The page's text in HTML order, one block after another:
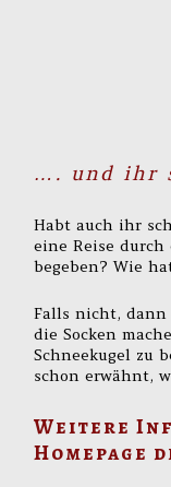
…. und ihr
Habt auch ihr
eine Reise durch
begeben? Wie
Falls nicht,
die Socken
Schneekugel zu
schon erwähnt,
Weitere
Homepage